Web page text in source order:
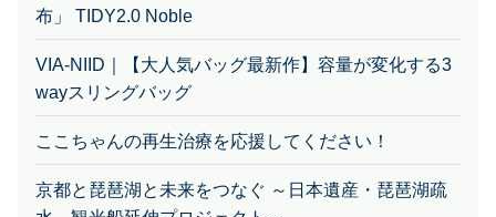
VIA-NIID｜【大人気バッグ最新作】容量が変化する3
wayスリングバッグ
ここちゃんの再生治療を応援してください！
京都と琵琶湖と未来をつなぐ ～日本遺産・琵琶湖疏
水 観光船延伸プロジェクト～